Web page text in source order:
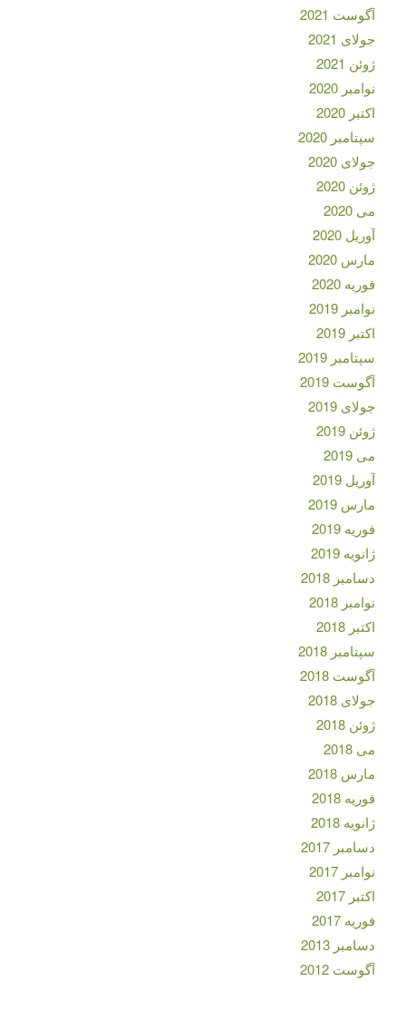
آگوست 2021
جولای 2021
ژوئن 2021
نوامبر 2020
اکتبر 2020
سپتامبر 2020
جولای 2020
ژوئن 2020
می 2020
آوریل 2020
مارس 2020
فوریه 2020
نوامبر 2019
اکتبر 2019
سپتامبر 2019
آگوست 2019
جولای 2019
ژوئن 2019
می 2019
آوریل 2019
مارس 2019
فوریه 2019
ژانویه 2019
دسامبر 2018
نوامبر 2018
اکتبر 2018
سپتامبر 2018
آگوست 2018
جولای 2018
ژوئن 2018
می 2018
مارس 2018
فوریه 2018
ژانویه 2018
دسامبر 2017
نوامبر 2017
اکتبر 2017
فوریه 2017
دسامبر 2013
آگوست 2012